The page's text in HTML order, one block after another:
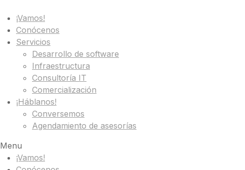
¡Vamos!
Conócenos
Servicios
Desarrollo de software
Infraestructura
Consultoría IT
Comercialización
¡Háblanos!
Conversemos
Agendamiento de asesorías
Menu
¡Vamos!